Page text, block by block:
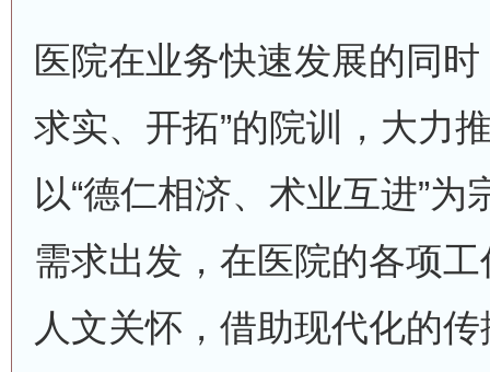
医院在业务快速发展的同
求实、开拓”的院训，大力
以“德仁相济、术业互进”
需求出发，在医院的各项
人文关怀，借助现代化的